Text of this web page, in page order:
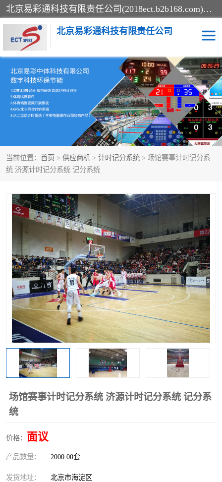
北京易彩通科技有限责任公司(2018ect.b2b168.com)主要提供陕西计时记分系统，全国统一热线：15611947915.北京易彩通科技有限责任公司有一支长期从事智能控制系统研发的高素质的队伍，具有嵌入式系统，视频系统、通信系统、网络系统，体育计时系统的知识和技能。强力打造体育比赛计时计分系统、智能升降旗系统、标准时钟系统、赛事编排及信息发布系统，为用户提供较新的，较廉价的，应用解决方案。
北京易彩通科技有限责任公司
当前位置： 首页 > 供应商机 > 计时记分系统 > 场馆赛事计时记分系
统 济源计时记分系统 记分系统
场馆赛事计时记分系统 济源计时记分系统 记分系
统
价格： 面议
产品数量： 2000.00套
发货地址： 北京市海淀区
记分系统 游泳计时系统
智能颁奖旗系统 GPS同步时钟系统
计时计分及成绩处理系统 计时记分系统
体育场馆影像采集回放系 游泳馆水下摄影采集救生